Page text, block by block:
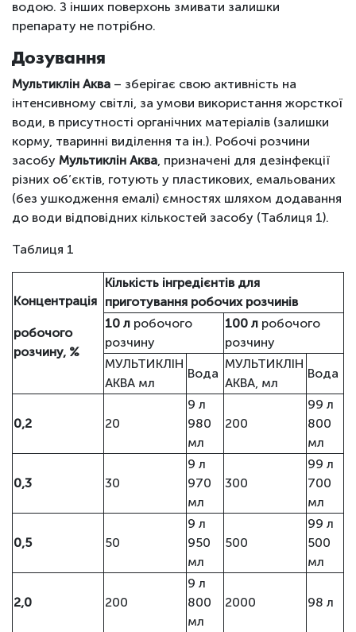
водою. З інших поверхонь змивати залишки
препарату не потрібно.
Дозування
Мультиклін Аква – зберігає свою активність на
інтенсивному світлі, за умови використання жорсткої
води, в присутності органічних матеріалів (залишки
корму, тваринні виділення та ін.). Робочі розчини
засобу Мультиклін Аква, призначені для дезінфекції
різних об’єктів, готують у пластикових, емальованих
(без ушкодження емалі) ємностях шляхом додавання
до води відповідних кількостей засобу (Таблиця 1).
Таблиця 1
Концентрація
робочого
розчину, %
Кількість інгредієнтів для
приготування робочих розчинів
10 л робочого
розчину
100 л робочого
розчину
МУЛЬТИКЛІН
АКВА мл
Вода
МУЛЬТИКЛІН
АКВА, мл
Вода
0,2 20
9 л
980
мл
200
99 л
800
мл
0,3 30
9 л
970
мл
300
99 л
700
мл
0,5 50
9 л
950
мл
500
99 л
500
мл
2,0 200
9 л
800
мл
2000 98 л